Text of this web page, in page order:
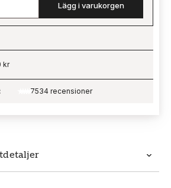
Lägg i varukorgen
kr
7534 recensioner